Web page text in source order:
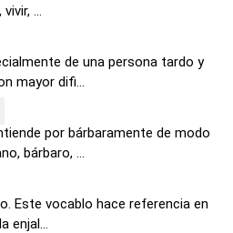
...
de una persona tardo y
mayor difi...
por bárbaramente de modo
bárbaro, ...
Este vocablo hace referencia en
enjal...